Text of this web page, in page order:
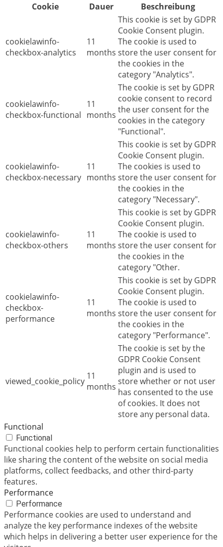
Cookie
Dauer Beschreibung
cookielawinfo-
checkbox-analytics
11
months
This cookie is set by GDPR
Cookie Consent plugin.
The cookie is used to
store the user consent for
the cookies in the
category "Analytics".
cookielawinfo-
checkbox-functional
11
months
The cookie is set by GDPR
cookie consent to record
the user consent for the
cookies in the category
"Functional".
cookielawinfo-
checkbox-necessary
11
months
This cookie is set by GDPR
Cookie Consent plugin.
The cookies is used to
store the user consent for
the cookies in the
category "Necessary".
cookielawinfo-
checkbox-others
11
months
This cookie is set by GDPR
Cookie Consent plugin.
The cookie is used to
store the user consent for
the cookies in the
category "Other.
cookielawinfo-
checkbox-
performance
11
months
This cookie is set by GDPR
Cookie Consent plugin.
The cookie is used to
store the user consent for
the cookies in the
category "Performance".
viewed_cookie_policy 11
months
The cookie is set by the
GDPR Cookie Consent
plugin and is used to
store whether or not user
has consented to the use
of cookies. It does not
store any personal data.
Functional
Functional
Functional cookies help to perform certain functionalities
like sharing the content of the website on social media
platforms, collect feedbacks, and other third-party
features.
Performance
Performance
Performance cookies are used to understand and
analyze the key performance indexes of the website
which helps in delivering a better user experience for the